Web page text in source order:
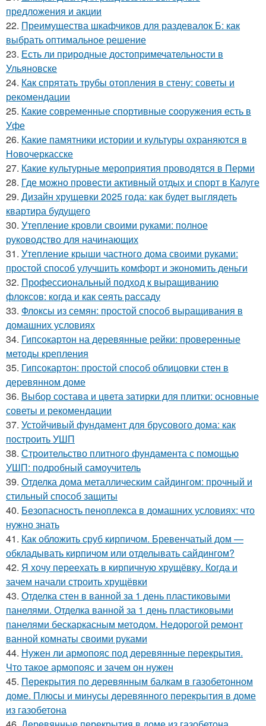
предложения и акции
22. Преимущества шкафчиков для раздевалок Б: как
выбрать оптимальное решение
23. Есть ли природные достопримечательности в
Ульяновске
24. Как спрятать трубы отопления в стену: советы и
рекомендации
25. Какие современные спортивные сооружения есть в
Уфе
26. Какие памятники истории и культуры охраняются в
Новочеркасске
27. Какие культурные мероприятия проводятся в Перми
28. Где можно провести активный отдых и спорт в Калуге
29. Дизайн хрущевки 2025 года: как будет выглядеть
квартира будущего
30. Утепление кровли своими руками: полное
руководство для начинающих
31. Утепление крыши частного дома своими руками:
простой способ улучшить комфорт и экономить деньги
32. Профессиональный подход к выращиванию
флоксов: когда и как сеять рассаду
33. Флоксы из семян: простой способ выращивания в
домашних условиях
34. Гипсокартон на деревянные рейки: проверенные
методы крепления
35. Гипсокартон: простой способ облицовки стен в
деревянном доме
36. Выбор состава и цвета затирки для плитки: основные
советы и рекомендации
37. Устойчивый фундамент для брусового дома: как
построить УШП
38. Строительство плитного фундамента с помощью
УШП: подробный самоучитель
39. Отделка дома металлическим сайдингом: прочный и
стильный способ защиты
40. Безопасность пеноплекса в домашних условиях: что
нужно знать
41. Как обложить сруб кирпичом. Бревенчатый дом —
обкладывать кирпичом или отделывать сайдингом?
42. Я хочу переехать в кирпичную хрущёвку. Когда и
зачем начали строить хрущёвки
43. Отделка стен в ванной за 1 день пластиковыми
панелями. Отделка ванной за 1 день пластиковыми
панелями бескаркасным методом. Недорогой ремонт
ванной комнаты своими руками
44. Нужен ли армопояс под деревянные перекрытия.
Что такое армопояс и зачем он нужен
45. Перекрытия по деревянным балкам в газобетонном
доме. Плюсы и минусы деревянного перекрытия в доме
из газобетона